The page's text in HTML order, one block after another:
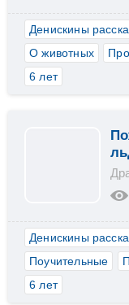
Денискины
О животных
6 лет
Денискины
Поучительные
6 лет